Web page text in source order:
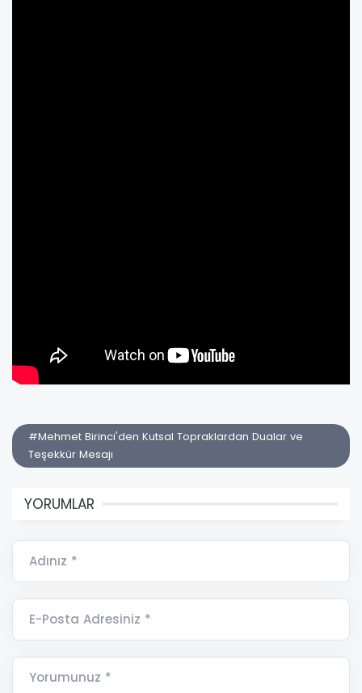
#Mehmet Birinci'den Kutsal Topraklardan Dualar ve
Teşekkür Mesajı
YORUMLAR
Adınız *
E-Posta Adresiniz *
Yorumunuz *